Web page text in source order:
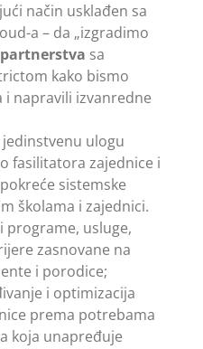
način usklađen sa
a – da „izgradimo
partnerstva sa
kako bismo
napravili izvanredne
ulogu
fasilitatora zajednice i
sistemske
školama i zajednici.
programe, usluge,
zasnovane na
i porodice;
i optimizacija
prema potrebama
koja unapređuje